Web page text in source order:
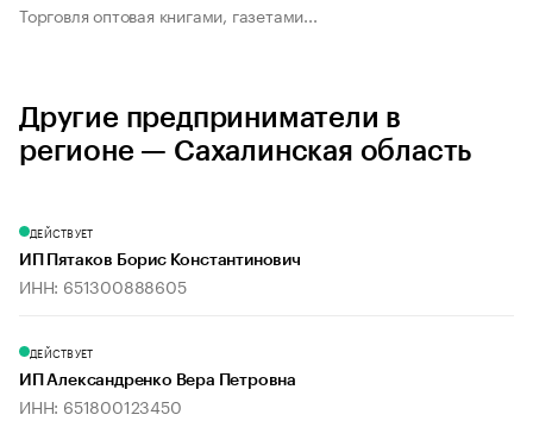
Торговля оптовая книгами, газетами...
Другие предприниматели в
регионе — Сахалинская область
ДЕЙСТВУЕТ
ИП Пятаков Борис Константинович
ИНН: 651300888605
ДЕЙСТВУЕТ
ИП Александренко Вера Петровна
ИНН: 651800123450